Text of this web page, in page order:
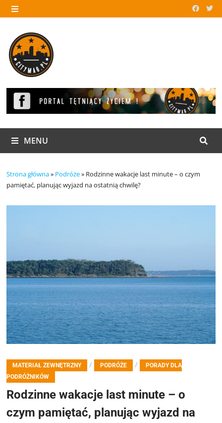
Skip
to
MENU
MENU
Strona główna» Podróże» Rodzinne wakacje last minute – o czym
pamiętać, planując wyjazd na ostatnią chwilę?
MATERIAŁ ZEWNĘTRZNY / PODRÓŻE /
PORADY DLA
PODRÓŻNIKÓW
Rodzinne wakacje last minute – o
czym pamiętać, planując wyjazd na